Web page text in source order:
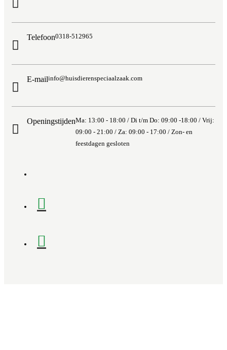
Telefoon0318-512965
E-mailinfo@huisdierenspeciaalzaak.com
OpeningstijdenMa: 13:00 - 18:00 / Di t/m Do: 09:00 -18:00 / Vrij:
09:00 - 21:00 / Za: 09:00 - 17:00 / Zon- en
feestdagen gesloten